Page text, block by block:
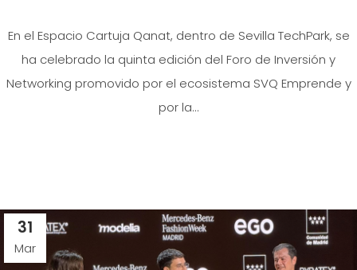
En el Espacio Cartuja Qanat, dentro de Sevilla TechPark, se
ha celebrado la quinta edición del Foro de Inversión y
Networking promovido por el ecosistema SVQ Emprende y
por la...
31
Mar